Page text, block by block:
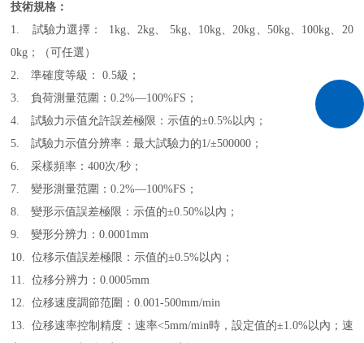
技術規格：
1.
試驗力選擇： 1kg、 2kg、 5kg、 10kg、20kg、 50kg、 100kg、 20
0kg ；（可任選）
2.
準確度等級：0.5級；
3.
負荷測量范圍：0.2%—100%FS ；
4.
試驗力示值允許誤差極限：示值的±0.5%以內；
5.
試驗力示值分辨率：最大試驗力的1/±500000 ；
6.
采樣頻率：400次/秒；
7.
變形測量范圍：0.2%—100%FS ；
8.
變形示值誤差極限：示值的±0.50%以內；
9.
變形分辨力：0.0001mm
10.
位移示值誤差極限：示值的±0.5%以內；
11.
位移分辨力：0.0005mm
12.
位移速度調節范圍：0.001-500mm/min
13.
位移速率控制精度：速率<5mm/min時，設定值的±1.0%以內；速